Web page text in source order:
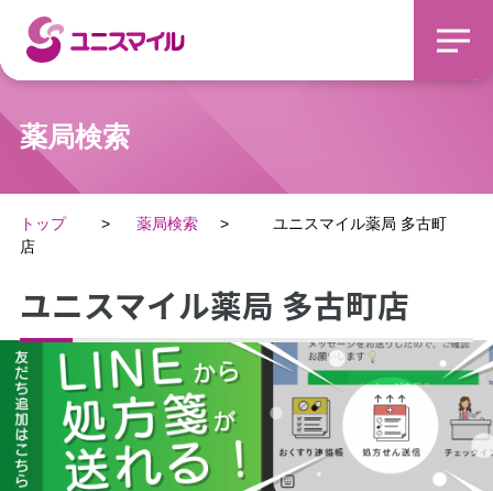
薬局検索
トップ 薬局検索
ユニスマイル薬局 多古町
店
ユニスマイル薬局 多古町店